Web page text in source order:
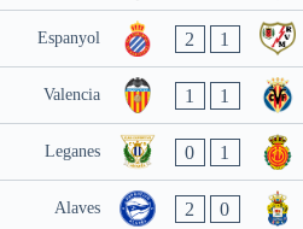
Espanyol 2 1
Valencia 1 1
Leganes 0 1
Alaves 2 0